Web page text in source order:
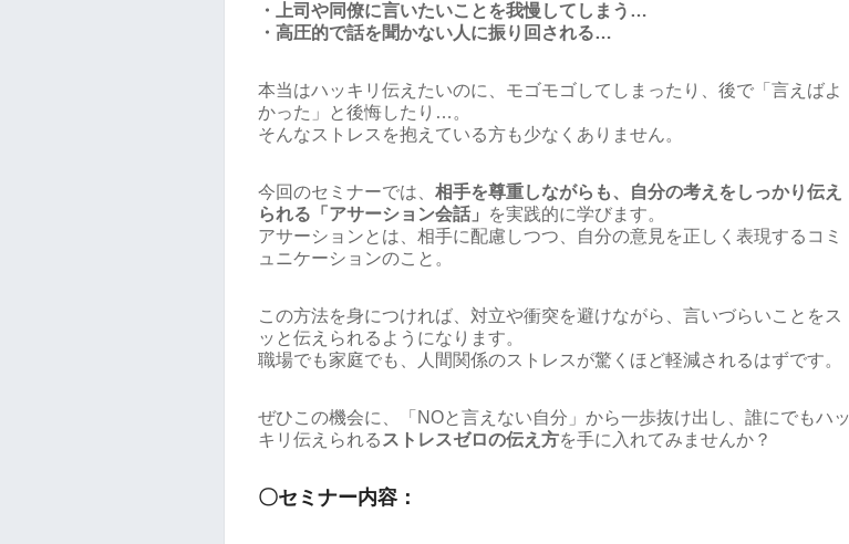
・上司や同僚に言いたいことを我慢してしまう…
・高圧的で話を聞かない人に振り回される…
本当はハッキリ伝えたいのに、モゴモゴしてしまったり、後で「言えばよ
かった」と後悔したり…。
そんなストレスを抱えている方も少なくありません。
今回のセミナーでは、 相手を尊重しながらも、自分の考えをしっかり伝え
られる「アサーション会話」
を実践的に学びます。
アサーションとは、相手に配慮しつつ、自分の意見を正しく表現するコミ
ュニケーションのこと。
この方法を身につければ、対立や衝突を避けながら、言いづらいことをス
ッと伝えられるようになります。
職場でも家庭でも、人間関係のストレスが驚くほど軽減されるはずです。
ぜひこの機会に、「NOと言えない自分」から一歩抜け出し、誰にでもハッ
キリ伝えられる ストレスゼロの伝え方を手に入れてみませんか？
〇セミナー内容：